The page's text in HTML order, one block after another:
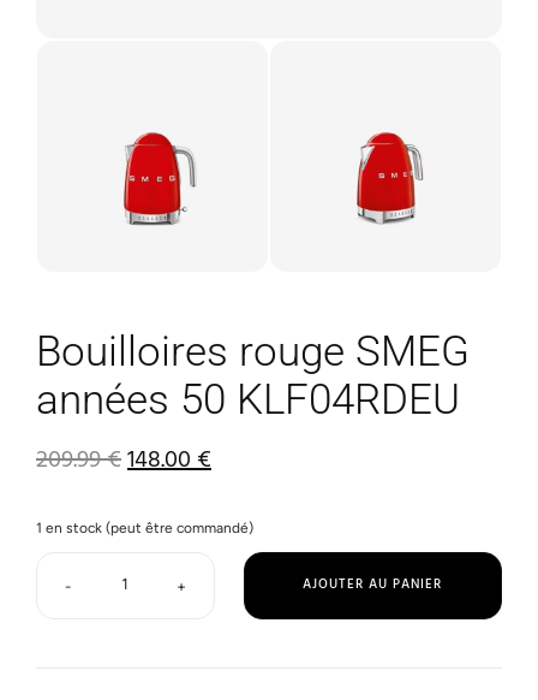
Bouilloires rouge SMEG
années 50 KLF04RDEU
209.99€148.00€
1 en stock (peut être commandé)
+
- AJOUTER AU PANIER